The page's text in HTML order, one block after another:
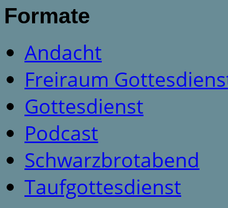
Formate
Andacht
Freiraum
Gottesdienst
Podcast
Schwarzbrotabend
Taufgottesdienst